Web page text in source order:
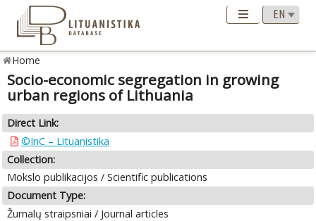
Home
Socio-economic segregation in growing
urban regions of Lithuania
Direct Link:
©InC – Lituanistika
Collection:
Mokslo publikacijos / Scientific publications
Document Type:
Žurnalų straipsniai / Journal articles